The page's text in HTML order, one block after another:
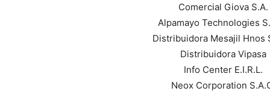
Comercial Giova S.A.
Alpamayo Technologies
Distribuidora Mesajil Hnos
Distribuidora Vipasa
Info Center E.I.R.L.
Neox Corporation